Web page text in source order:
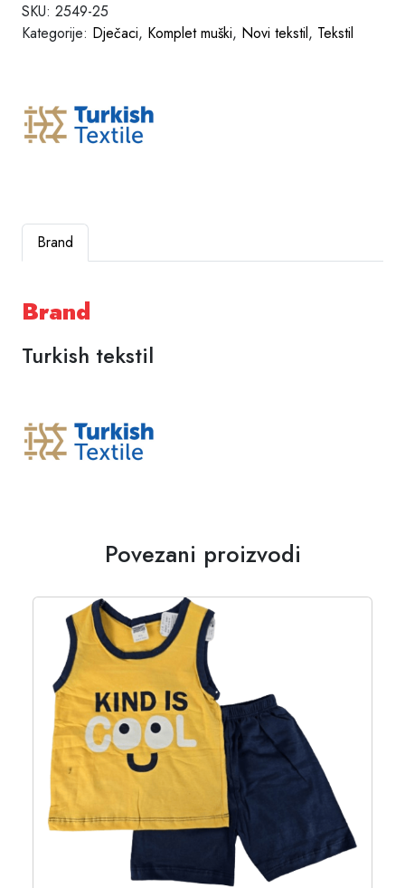
SKU: 2549-25
Kategorije: Dječaci, Komplet muški, Novi tekstil, Tekstil
Brand
Brand
Turkish tekstil
Povezani proizvodi